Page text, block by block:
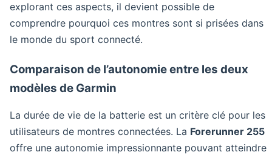
explorant ces aspects, il devient possible de
comprendre pourquoi ces montres sont si prisées dans
le monde du sport connecté.
Comparaison de l’autonomie entre les deux
modèles de Garmin
La durée de vie de la batterie est un critère clé pour les
utilisateurs de montres connectées. La Forerunner 255
offre une autonomie impressionnante pouvant atteindre